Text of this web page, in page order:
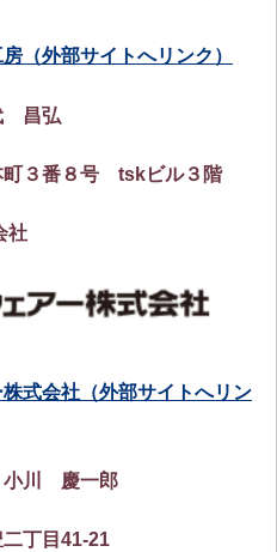
（外部サイトへリンク）
昌弘
町３番８号 tskビル３階
社
式会社（外部サイトへリン
小川 慶一郎
丁目41-21